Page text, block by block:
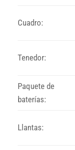
Cuadro:
Tenedor:
Paquete de
baterías:
Llantas: